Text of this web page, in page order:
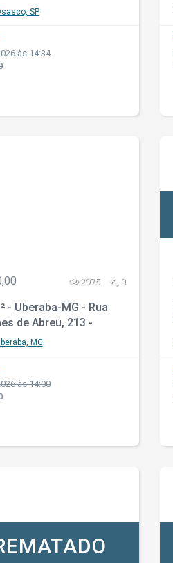
SP
às 14:34
2975 0
- Uberaba-MG - Rua
de Abreu, 213 -
Amuí II
MG
às 14:00